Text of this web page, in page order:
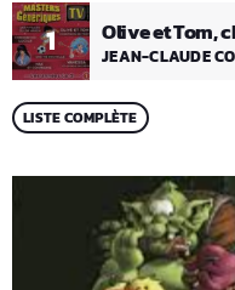
1 Olive et Tom,
JEAN-CLAUDE
LISTE COMPLÈTE